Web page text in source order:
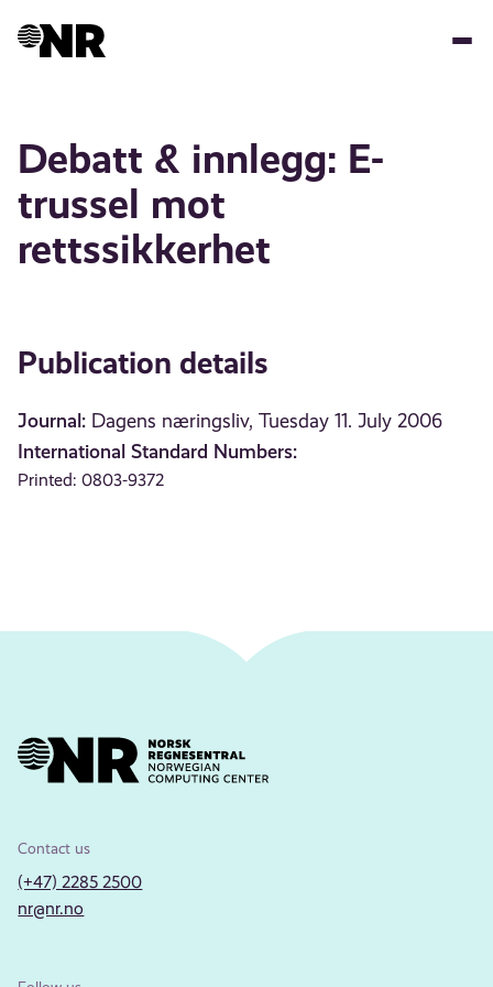
Debatt & innlegg: E-
trussel mot
rettssikkerhet
Publication details
Journal: Dagens næringsliv, Tuesday 11. July 2006
International Standard Numbers:
Printed: 0803-9372
Contact us
(+47) 2285 2500
nr@nr.no